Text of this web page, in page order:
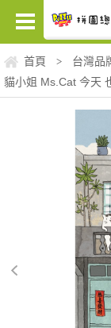
首頁 > 台灣品
貓小姐 Ms.Cat 今天